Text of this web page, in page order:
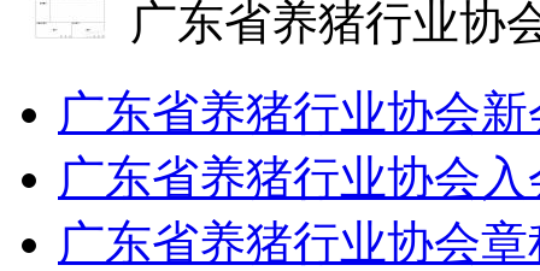
广东省养猪行业协
广东省养猪行业协会
广东省养猪行业协会
广东省养猪行业协会章